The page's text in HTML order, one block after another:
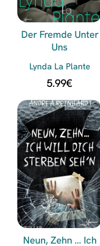
Der Fremde Unter
Uns
Lynda La Plante
5.99€
Neun, Zehn … Ich